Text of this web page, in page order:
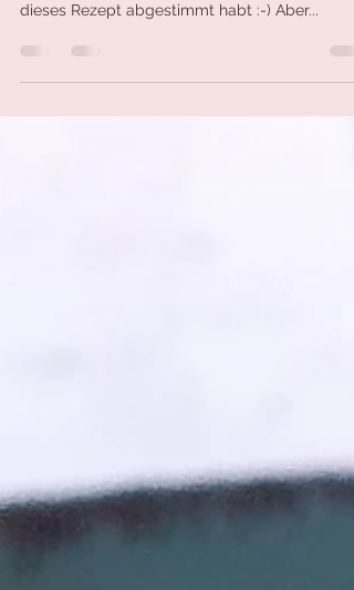
Ein Community-Rezept :-) Bestimmt habt ihr an